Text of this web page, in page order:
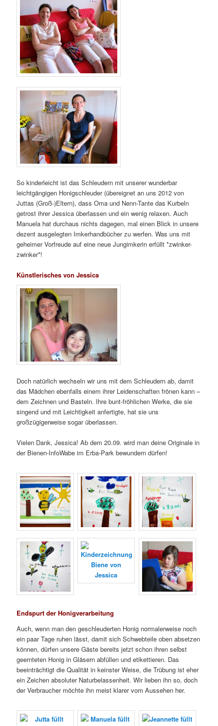
So kinderleicht ist das Schleudern mit unserer wunderbar
leichtgängigen Honigschleuder (übereignet an uns 2012 von
Juttas (Groß-)Eltern), dass Oma und Nenn-Tante das Kurbeln
getrost ihrer Jessica überlassen und ein wenig relaxen. Auch
Manuela hat durchaus nichts dagegen, mal einen Blick in unsere
dezent ausgelegten Imkerhandbücher zu werfen. Was uns mit
geheimer Vorfreude auf eine neue Jungimkerin erfüllt *zwinker-
zwinker*!
Künstlerisches von Jessica
Doch natürlich wechseln wir uns mit dem Schleudern ab, damit
das Mädchen ebenfalls einem ihrer Leidenschaften frönen kann –
dem Zeichnen und Basteln. Ihre bunt-fröhlichen Werke, die sie
singend und mit Leichtigkeit anfertigte, hat sie uns
großzügigerweise sogar überlassen.
Vielen Dank, Jessica! Ab dem 20.09. wird man deine Originale in
der Bienen-InfoWabe im Erba-Park bewundern dürfen!
Endspurt der Honigverarbeitung
Auch, wenn man den geschleuderten Honig normalerweise noch
ein paar Tage ruhen lässt, damit sich Schwebteile oben absetzen
können, dürfen unsere Gäste bereits jetzt schon ihren selbst
geernteten Honig in Gläsern abfüllen und etikettieren. Das
beeinträchtigt die Qualität in keinster Weise, die Trübung ist eher
ein Zeichen absoluter Naturbelassenheit. Wir lieben ihn so, doch
der Verbraucher möchte ihn meist klarer vom Aussehen her.